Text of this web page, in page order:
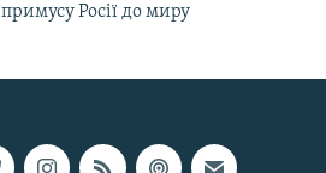
примусу Росії до миру